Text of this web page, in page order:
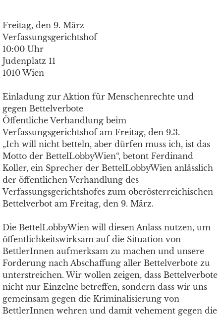
Freitag, den 9. März
Verfassungsgerichtshof
10:00 Uhr
Judenplatz 11
1010 Wien
Einladung zur Aktion für Menschenrechte und
gegen Bettelverbote
Öffentliche Verhandlung beim
Verfassungsgerichtshof am Freitag, den 9.3.
„Ich will nicht betteln, aber dürfen muss ich, ist das
Motto der BettelLobbyWien“, betont Ferdinand
Koller, ein Sprecher der BettelLobbyWien anlässlich
der öffentlichen Verhandlung des
Verfassungsgerichtshofes zum oberösterreichischen
Bettelverbot am Freitag, den 9. März.
Die BettelLobbyWien will diesen Anlass nutzen, um
öffentlichkeitswirksam auf die Situation von
BettlerInnen aufmerksam zu machen und unsere
Forderung nach Abschaffung aller Bettelverbote zu
unterstreichen. Wir wollen zeigen, dass Bettelverbote
nicht nur Einzelne betreffen, sondern dass wir uns
gemeinsam gegen die Kriminalisierung von
BettlerInnen wehren und damit vehement gegen die